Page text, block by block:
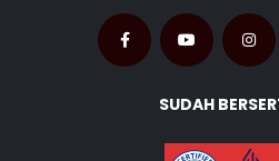
SUDAH